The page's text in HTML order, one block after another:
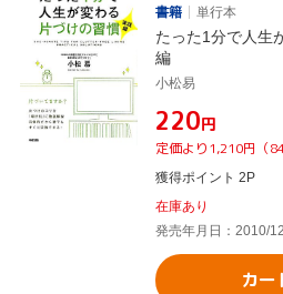
書籍
単行本
たった1分で人生
編
小松易
¥220円
定価より1,210円（
獲得ポイント 2P
在庫あり
発売年月日：2010/
カー